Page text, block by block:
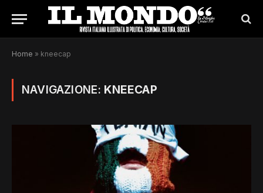
Home » kneecap
NAVIGAZIONE: KNEECAP